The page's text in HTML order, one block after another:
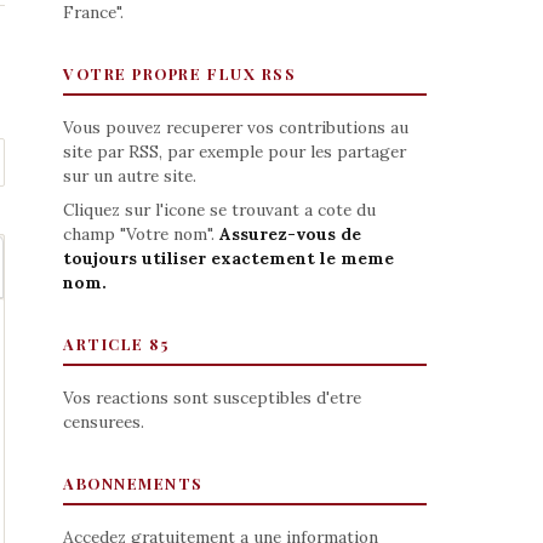
France".
VOTRE PROPRE FLUX RSS
Vous pouvez recuperer vos contributions au
site par RSS, par exemple pour les partager
sur un autre site.
Cliquez sur l'icone se trouvant a cote du
champ "Votre nom". Assurez-vous de
toujours utiliser exactement le meme
nom.
ARTICLE 85
Vos reactions sont susceptibles d'etre
censurees.
ABONNEMENTS
Accedez gratuitement a une information